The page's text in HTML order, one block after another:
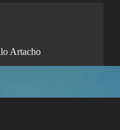
Artacho